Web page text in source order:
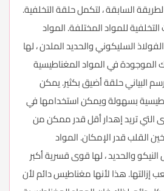
للمواد المختلفة. المواد
السليكوني والحديد الملدن ، لها
في المواد المغناطيسية
البياني حلقة أضيق بكثير. يمكن
بسهولة ويمكن استخدامها في
التي تريد إهدار أقل قدر ممكن من
القلب قدر الإمكان. المواد
والحديد ، لها قوى قسرية أكبر
إزالتها. هذا لأنها مغناطيس دائم لأن